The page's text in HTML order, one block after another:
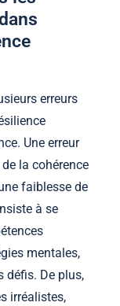
erreurs
Une erreur
la cohérence
faiblesse de
à se
mentales,
défis. De plus,
irréalistes,